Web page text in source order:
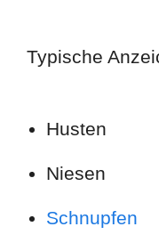
Typische
Husten
Niesen
Schnupfen